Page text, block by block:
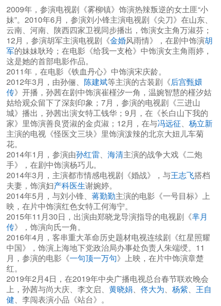
2009年，参演电视剧《雾柳镇》饰演热辣叛逆的女土匪“小
妹”。2010年6月，参演刘小锋主演电视剧《尖刀》在山东、
云南、河南、陕西四家卫视同步播出，饰演女主角万淑芬；
12月，参演胡军主演电视剧《金婚风雨情》，在剧中饰演胡
军的妹妹耿玲；在电影《给我一支枪》中饰演女主角雨婷，
这是她的首部电影作品。
2011年，在电影《铁血丹心》中饰演宋庆龄。
2012年3月，由孙俪、 陈建斌等主演的古装剧《后宫甄嬛
传》开播，孙茜在剧中饰演崔槿汐一角，温婉智慧的槿汐姑
姑给观众留下了深刻印象；7月，参演的电视剧《三进山
城》播出，孙茜出演女特工钱华；9月，在《长白山下我的
家》里饰演善良贤淑的金贞淑；12月，在与冯远征、 杨立新
主演的电视《怪医文三块》里饰演泼辣的北京大妞儿车菊
花。
2014年1月，参演由孙红雷、 海清主演的战争大戏《二炮
手》，在剧中饰演杨巧儿。
2014年3月，主演都市情感电视剧《婚战》，与王志飞搭档
夫妻，饰演妇产科医生谢婉婷。
2014年5月，与刘小锋、 蒋勤勤主演的电影《一号目标》上
映，在片中饰演红色女特工何海宁。
2015年11月30日，出演由郑晓龙导演指导的电视剧《芈月
传》，饰演向氏一角。
2016年4月，客串重大革命历史题材电视连续剧《红星照耀
中国》，饰演上海地下党政治局办事处负责人朱端绶。11
月，参演的电影《一句顶一万句》上映，在片中饰演章楚
红。
2019年2月4日，在2019年中央广播电视总台春节联欢晚会
上，孙茜与尚大庆、李文启、 黄晓娟、 佟大为、 杨紫、 王自
健、李闯表演小品《站台》。